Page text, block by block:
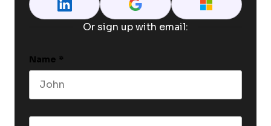
Or sign up with email:
Name *